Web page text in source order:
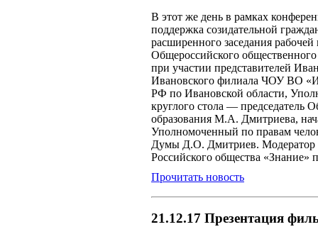
В этот же день в рамках
поддержка созидательной
расширенного заседания
Общероссийского
при участии представителей
Ивановского филиала ЧОУ ВО
РФ по Ивановской области,
круглого стола — председатель
образования М.А. Дмитриева,
Уполномоченный по правам
Думы Д.О. Дмитриев. Модератор
Российского общества
Прочитать новость
21.12.17 Презентация